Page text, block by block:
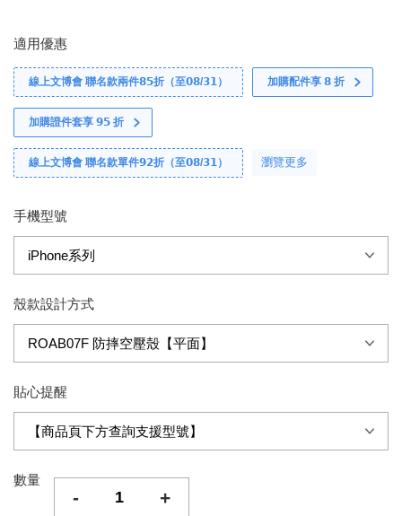
適用優惠
線上文博會 聯名款兩件𝟴𝟱折（至𝟬𝟴/𝟯𝟭） 加購配件享 𝟴 折
加購證件套享 𝟵𝟱 折
線上文博會 聯名款單件𝟵𝟮折（至𝟬𝟴/𝟯𝟭） 瀏覽更多
手機型號
殼款設計方式
貼心提醒
數量
- +